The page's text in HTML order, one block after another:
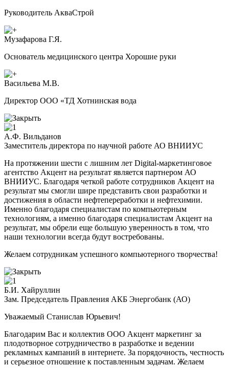
Руководитель АкваСтрой
Музафарова Г.Я.
Основатель медицинского центра Хорошие руки
Васильева М.В.
Директор ООО «ТД Хотнинская вода
А.Ф. Вильданов
Заместитель директора по научной работе АО ВНИИУС
На протяжении шести с лишним лет Digital-маркетинговое
агентство Акцент на результат является партнером АО
ВНИИУС. Благодаря четкой работе сотрудников Акцент на
результат мы смогли шире представить свои разработки и
достижения в области нефтепереработки и нефтехимии.
Именно благодаря специалистам по компьютерным
технологиям, а именно благодаря специалистам Акцент на
результат, мы обрели еще большую уверенность в том, что
наши технологии всегда будут востребованы.
Желаем сотрудникам успешного компьютерного творчества!
Б.И. Хайруллин
Зам. Председатель Правления АКБ Энергобанк (АО)
Уважаемый Станислав Юрьевич!
Благодарим Вас и коллектив ООО Акцент маркетинг за
плодотворное сотрудничество в разработке и ведении
рекламных кампаний в интернете. За порядочность, честность
и серьезное отношение к поставленным задачам. Желаем